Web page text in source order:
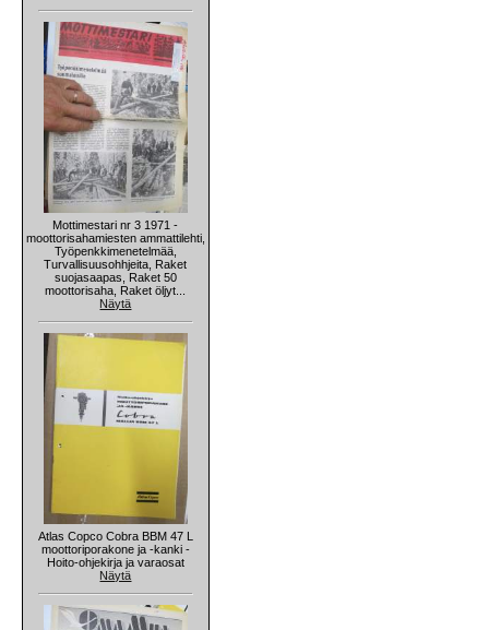
Mottimestari nr 3 1971 -
moottorisahamiesten ammattilehti,
Työpenkkimenetelmää,
Turvallisuusohhjeita, Raket
suojasaapas, Raket 50
moottorisaha, Raket öljyt...
Näytä
Atlas Copco Cobra BBM 47 L
moottoriporakone ja -kanki -
Hoito-ohjekirja ja varaosat
Näytä